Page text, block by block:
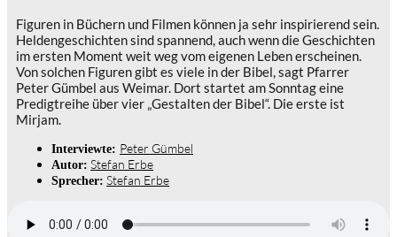
Figuren in Büchern und Filmen können ja sehr inspirierend sein.
Heldengeschichten sind spannend, auch wenn die Geschichten
im ersten Moment weit weg vom eigenen Leben erscheinen.
Von solchen Figuren gibt es viele in der Bibel, sagt Pfarrer
Peter Gümbel aus Weimar. Dort startet am Sonntag eine
Predigtreihe über vier „Gestalten der Bibel“. Die erste ist
Mirjam.
Interviewte: Peter Gümbel
Autor: Stefan Erbe
Sprecher: Stefan Erbe